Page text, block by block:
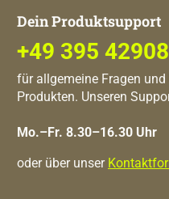
Dein Produktsupport
+49 395
für allgemeine Fragen
Produkten. Unseren
Mo.–Fr. 8.30–16.30 Uhr
oder über unser